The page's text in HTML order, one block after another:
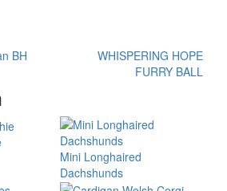
BH
WHISPERING HOPE
FURRY BALL
Mini Longhaired
Dachshunds